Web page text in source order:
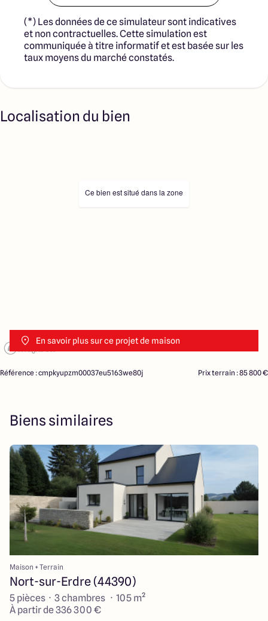
(*) Les données de ce simulateur sont indicatives
et non contractuelles. Cette simulation est
communiquée à titre informatif et est basée sur les
taux moyens du marché constatés.
Localisation du bien
En savoir plus sur ce projet de maison
Ce bien est situé dans la zone
Référence : cmpkyupzm00037eu5163we80j Prix terrain : 85 800 €
Biens similaires
Maison + Terrain
Nort-sur-Erdre (44390)
5 pièces · 3 chambres · 105 m²
À partir de 336 300 €